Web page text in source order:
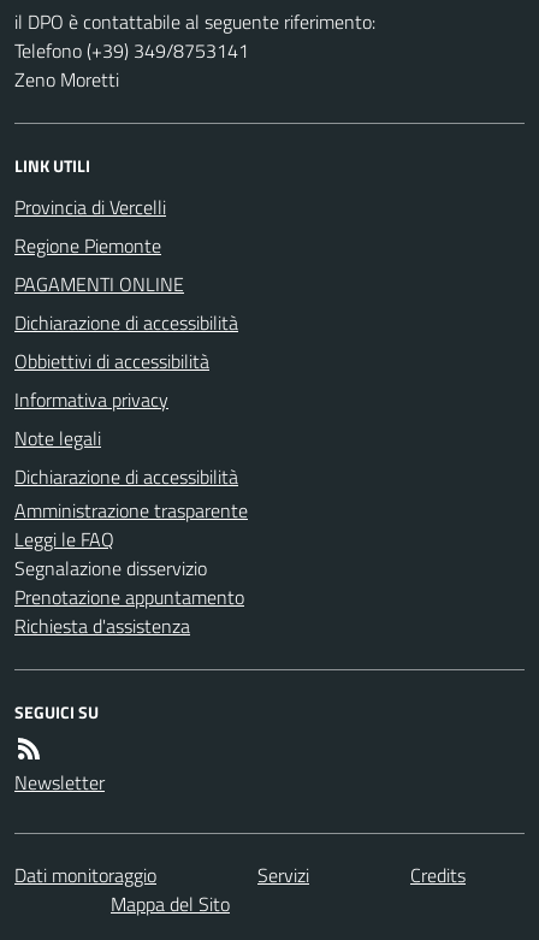
il DPO è contattabile al seguente riferimento:
Telefono (+39) 349/8753141
Zeno Moretti
LINK UTILI
Provincia di Vercelli
Regione Piemonte
PAGAMENTI ONLINE
Dichiarazione di accessibilità
Obbiettivi di accessibilità
Informativa privacy
Note legali
Dichiarazione di accessibilità
Amministrazione trasparente
Leggi le FAQ
Segnalazione disservizio
Prenotazione appuntamento
Richiesta d'assistenza
SEGUICI SU
Newsletter
Dati monitoraggio Servizi
Credits
Mappa del Sito